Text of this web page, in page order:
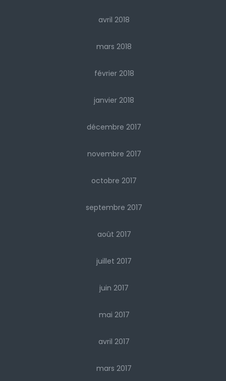
avril 2018
mars 2018
février 2018
janvier 2018
décembre 2017
novembre 2017
octobre 2017
septembre 2017
août 2017
juillet 2017
juin 2017
mai 2017
avril 2017
mars 2017